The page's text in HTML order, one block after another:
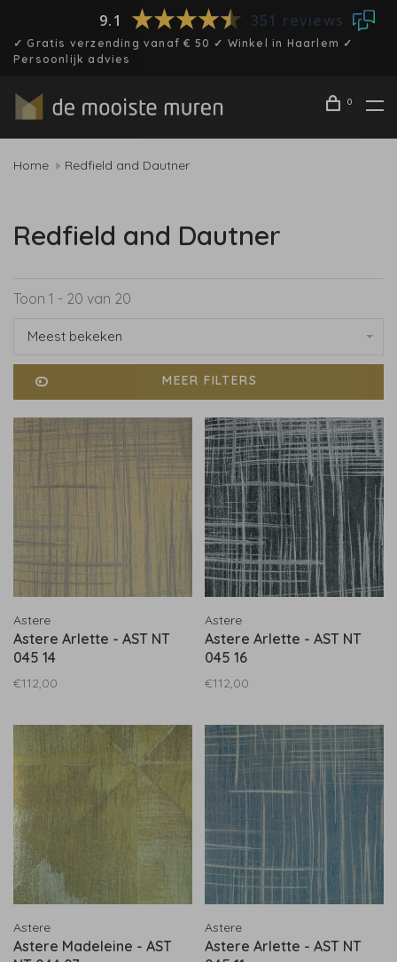
9.1 351 reviews
✓ Gratis verzending vanaf € 50 ✓ Winkel in Haarlem ✓
Persoonlijk advies
0
Home Redfield and Dautner
Redfield and Dautner
Toon 1 - 20 van 20
Meest bekeken
MEER FILTERS
Astere
Astere Arlette - AST NT
045 14
€112,00
Astere
Astere Arlette - AST NT
045 16
€112,00
Astere
Astere Madeleine - AST
Astere
Astere Arlette - AST NT